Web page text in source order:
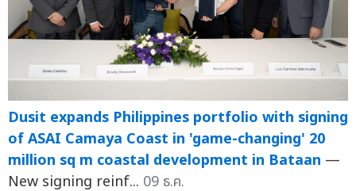
Dusit expands Philippines portfolio with signing
of ASAI Camaya Coast in 'game-changing' 20
million sq m coastal development in Bataan —
New signing reinf... 09 ธ.ค.